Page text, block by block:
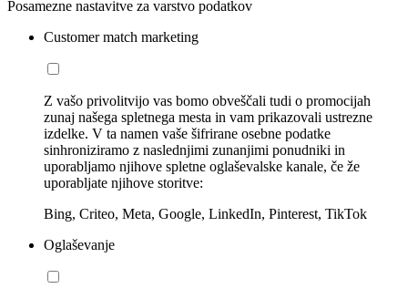
Posamezne nastavitve za varstvo podatkov
Customer match marketing
Z vašo privolitvijo vas bomo obveščali tudi o promocijah
zunaj našega spletnega mesta in vam prikazovali ustrezne
izdelke. V ta namen vaše šifrirane osebne podatke
sinhroniziramo z naslednjimi zunanjimi ponudniki in
uporabljamo njihove spletne oglaševalske kanale, če že
uporabljate njihove storitve:
Bing, Criteo, Meta, Google, LinkedIn, Pinterest, TikTok
Oglaševanje